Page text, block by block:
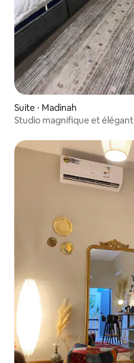
Suite ⋅ Madinah
Studio magnifique et élégant